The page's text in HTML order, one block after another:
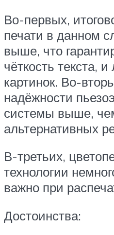
Во-первых,
печати в данном
выше, что
чёткость текста,
картинок. Во-
надёжности
системы выше,
альтернативных
В-третьих,
технологии
важно при
Достоинства: